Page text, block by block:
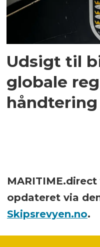
Udsigt til
globale
opdateret via
Skipsrevyen.no.